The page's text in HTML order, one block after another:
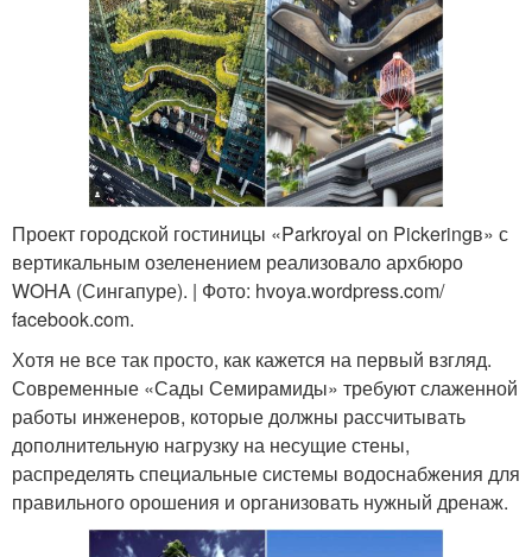
Проект городской гостиницы «Parkroyal on Pickeringв» с
вертикальным озеленением реализовало архбюро
WOHA (Сингапуре). | Фото: hvoya.wordpress.com/
facebook.com.
Хотя не все так просто, как кажется на первый взгляд.
Современные «Сады Семирамиды» требуют слаженной
работы инженеров, которые должны рассчитывать
дополнительную нагрузку на несущие стены,
распределять специальные системы водоснабжения для
правильного орошения и организовать нужный дренаж.